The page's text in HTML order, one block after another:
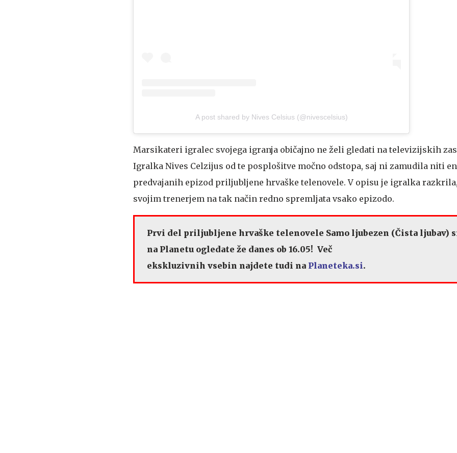
A post shared by Nives Celsius (@nivescelsius)
Marsikateri igralec svojega igranja običajno ne želi gledati na televizijskih
Igralka Nives Celzijus od te posplošitve močno odstopa, saj ni zamudila niti
predvajanih epizod priljubljene hrvaške telenovele. V opisu je igralka
svojim trenerjem na tak način redno spremljata vsako epizodo.
Prvi del priljubljene hrvaške telenovele Samo ljubezen (Čista ljubav)
na Planetu ogledate že danes ob 16.05! Več
ekskluzivnih vsebin najdete tudi na Planeteka.si.